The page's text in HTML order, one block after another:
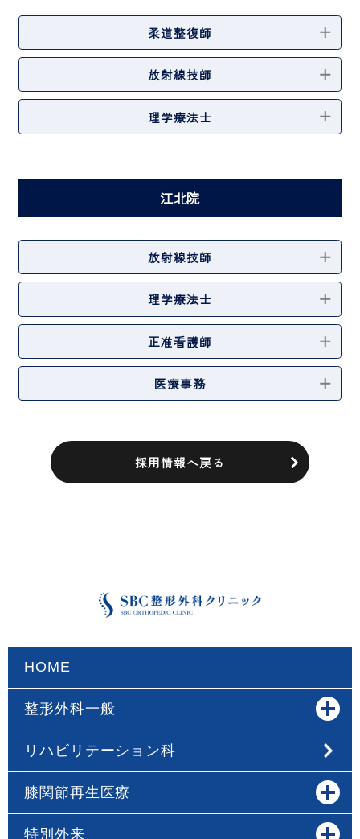
柔道整復師
放射線技師
理学療法士
江北院
放射線技師
理学療法士
正准看護師
医療事務
採用情報へ戻る
HOME
整形外科一般
リハビリテーション科
膝関節再生医療
特別外来